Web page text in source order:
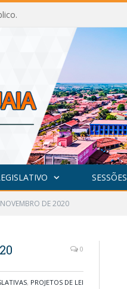
SESSÕES
DE 2020
0
, PROJETOS DE LEI